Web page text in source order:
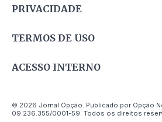
PRIVACIDADE
TERMOS DE USO
ACESSO INTERNO
© 2026 Jornal Opção. Publicado por Opção
09.236.355/0001-59. Todos os direitos